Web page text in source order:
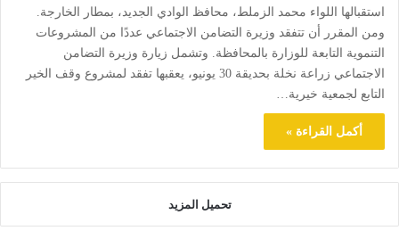
استقبالها اللواء محمد الزملط، محافظ الوادي الجديد، بمطار الخارجة.
ومن المقرر أن تتفقد وزيرة التضامن الاجتماعي عددًا من المشروعات
التنموية التابعة للوزارة بالمحافظة. وتشمل زيارة وزيرة التضامن
الاجتماعي زراعة نخلة بحديقة 30 يونيو، يعقبها تفقد لمشروع وقف الخير
التابع لجمعية خيرية…
أكمل القراءة »
تحميل المزيد